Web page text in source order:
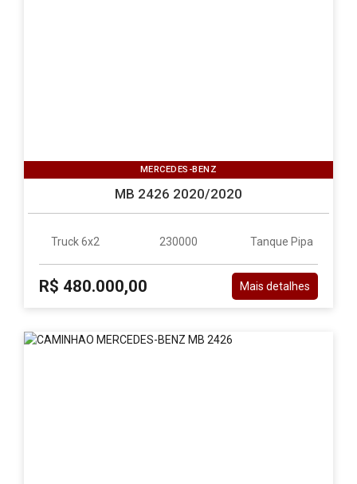
MERCEDES-BENZ
MB 2426 2020/2020
Truck 6x2 230000 Tanque Pipa
R$ 480.000,00 Mais detalhes